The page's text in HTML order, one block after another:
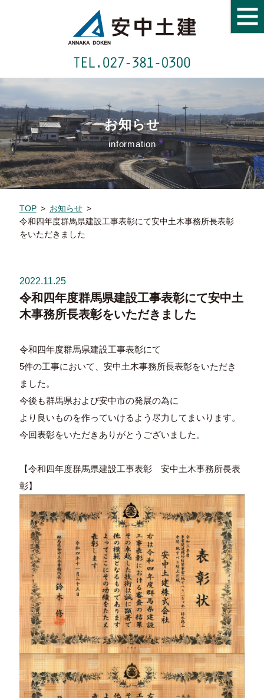
お知らせ
information
TOP > お知らせ >
令和四年度群馬県建設工事表彰にて安中土木事務所長表彰
をいただきました
2022.11.25
令和四年度群馬県建設工事表彰にて安中土
木事務所長表彰をいただきました
令和四年度群馬県建設工事表彰にて
5件の工事において、安中土木事務所長表彰をいただき
ました。
今後も群馬県および安中市の発展の為に
より良いものを作っていけるよう尽力してまいります。
今回表彰をいただきありがとうございました。
【令和四年度群馬県建設工事表彰 安中土木事務所長表
彰】